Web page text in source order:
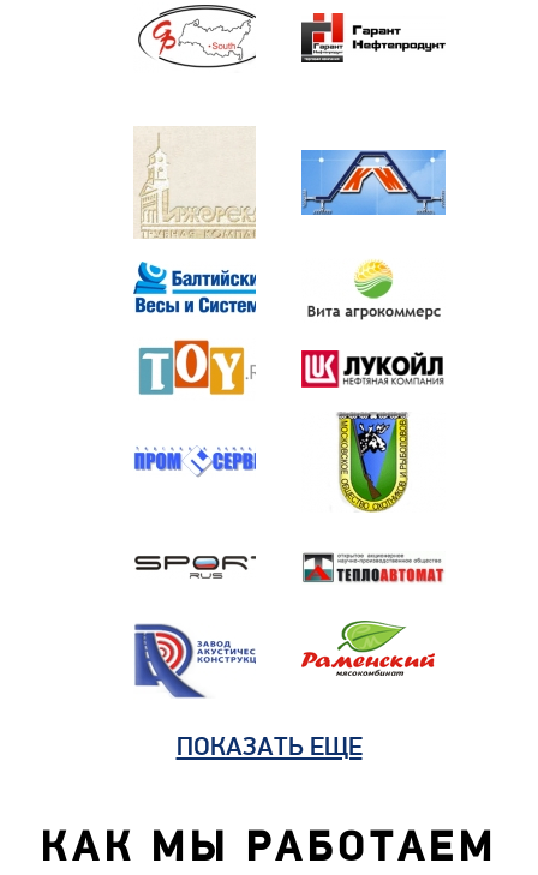
ПОКАЗАТЬ ЕЩЕ
КАК МЫ РАБОТАЕМ